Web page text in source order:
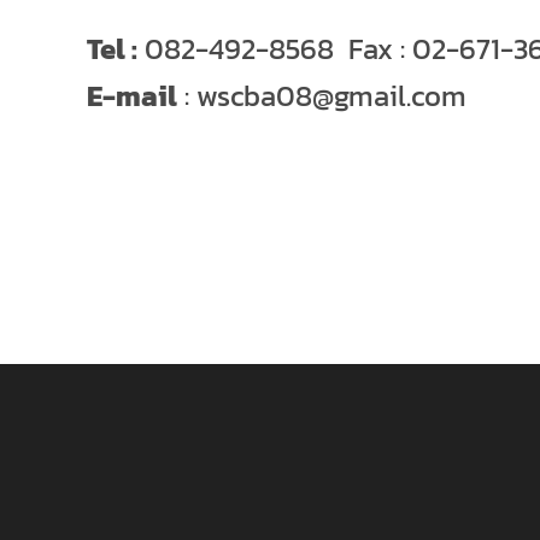
Tel : 082-492-8568 Fax : 02-671-
E-mail : wscba08@gmail.com